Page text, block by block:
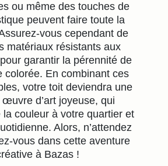
ou même des touches de
peuvent faire toute la
vous cependant de
matériaux résistants aux
garantir la pérennité de
En combinant ces
votre toit deviendra une
d’art joyeuse, qui
la couleur à votre quartier et
Alors, n’attendez
vous dans cette aventure
à Bazas !